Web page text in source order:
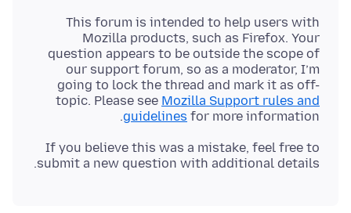
This forum is intended to help users with
Mozilla products, such as Firefox. Your
question appears to be outside the scope of
our support forum, so as a moderator, I’m
going to lock the thread and mark it as off-
topic. Please see Mozilla Support rules and
guidelines for more information.
If you believe this was a mistake, feel free to
submit a new question with additional details.